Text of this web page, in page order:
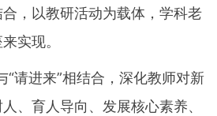
，以教研活动为载体，学科老
实现。
“请进来”相结合，深化教师对新
、育人导向、发展核心素养、